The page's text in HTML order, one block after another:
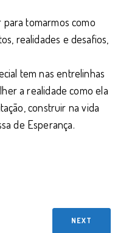
para tomarmos como
realidades e desafios,
tem nas entrelinhas
a realidade como ela
construir na vida
de Esperança.
NEXT